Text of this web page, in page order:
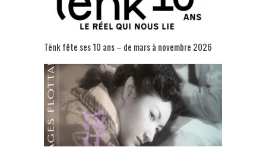
Tënk fête ses 10 ans – de mars à novembre 2026